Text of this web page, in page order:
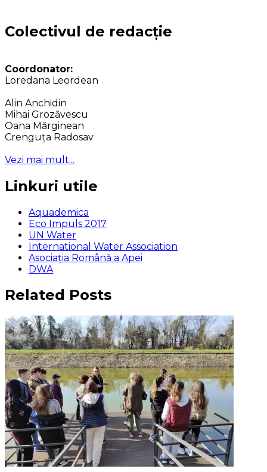
Colectivul de redacție
Coordonator:
Loredana Leordean
Alin Anchidin
Mihai Grozăvescu
Oana Mărginean
Crenguța Radosav
Vezi mai mult...
Linkuri utile
Aquademica
Eco Impuls 2017
UN Water
International Water Association
Asociaţia Română a Apei
DWA
Related Posts